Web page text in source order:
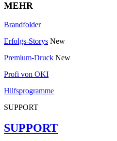
MEHR
Brandfolder
Erfolgs-Storys New
Premium-Druck New
Profi von OKI
Hilfsprogramme
SUPPORT
SUPPORT